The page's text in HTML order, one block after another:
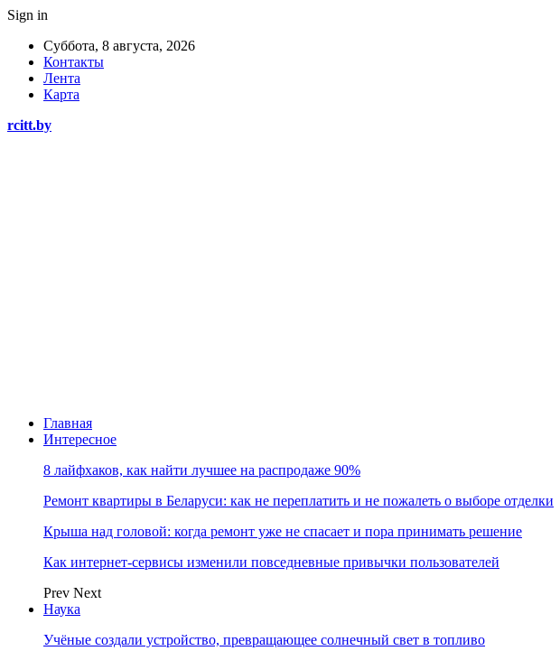
Sign in
Суббота, 8 августа, 2026
Контакты
Лента
Карта
rcitt.by
Главная
Интересное
8 лайфхаков, как найти лучшее на распродаже 90%
Ремонт квартиры в Беларуси: как не переплатить и не пожалеть о выборе отделки
Крыша над головой: когда ремонт уже не спасает и пора принимать решение
Как интернет-сервисы изменили повседневные привычки пользователей
Prev Next
Наука
Учёные создали устройство, превращающее солнечный свет в топливо